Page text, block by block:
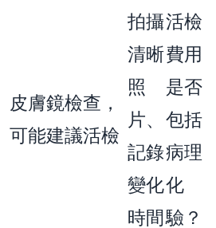
皮膚鏡檢查，
可能建議活檢
拍攝
清晰
照
片、
記錄
變化
時間
活檢
費用
是否
包括
病理
化
驗？